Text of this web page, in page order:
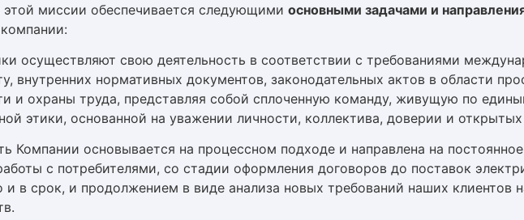
этой миссии обеспечивается следующими основными задачами и
осуществляют свою деятельность в соответствии с требованиями
внутренних нормативных документов, законодательных актов в области
и охраны труда, представляя собой сплоченную команду, живущую по
этики, основанной на уважении личности, коллектива, доверии и
Компании основывается на процессном подходе и направлена на
с потребителями, со стадии оформления договоров до поставок
и в срок, и продолжением в виде анализа новых требований наших клиентов